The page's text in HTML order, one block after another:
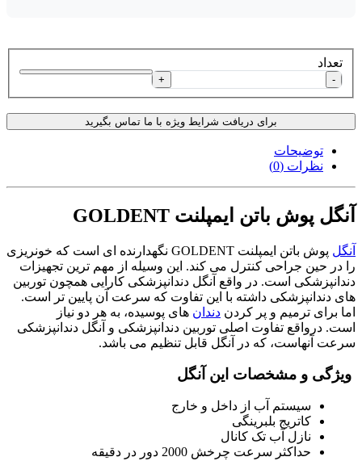
تعداد
-
+
برای دریافت شرایط ویژه با ما تماس بگیرید
توضیحات
نظرات (0)
آنگل پوش باتن ایمپلنت GOLDENT
آنگل
پوش باتن ایمپلنت GOLDENT نگهدارنده ای است که خونریزی
را در حین جراحی کنترل می کند. این وسیله از مهم ترین تجهیزات
دندانپزشکی است. در واقع آنگل دندانپزشکی کارایی همچون توربین
های دندانپزشکی داشته با این تفاوت که سرعت آن پایین تر است.
اما برای ترمیم و پر کردن دندان های پوسیده، به هر دو نیاز
است. درواقع تفاوت اصلی توربین دندانپزشکی و آنگل دندانپزشکی
سرعت آنهاست، که در آنگل قابل تنظیم می باشد.
ویژگی و مشخصات این آنگل
سیستم آب از داخل و خارج
کاتریج بلبرینگی
نازل آب تک کانال
حداکثر سرعت چرخش 2000 دور در دقیقه